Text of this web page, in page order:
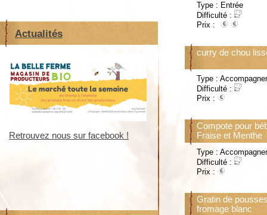
Actualités
Retrouvez nous sur facebook ! Retrouvez nous sur facebook
Type : Entrée
Difficulté :
Prix :
curry de chou
Type :
Difficulté :
Prix :
Compote pour
Fraise et Menthe
Type :
Difficulté :
Prix :
Gratin de
fromage blanc